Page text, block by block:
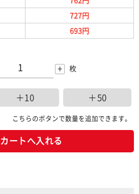
727円
693円
+ 枚
＋10 ＋50
こちらのボタンで数量を追加できます。
カートへ入れる